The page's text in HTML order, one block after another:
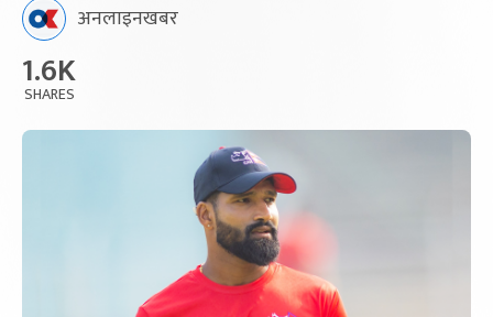
अनलाइनखबर
1.6K
SHARES